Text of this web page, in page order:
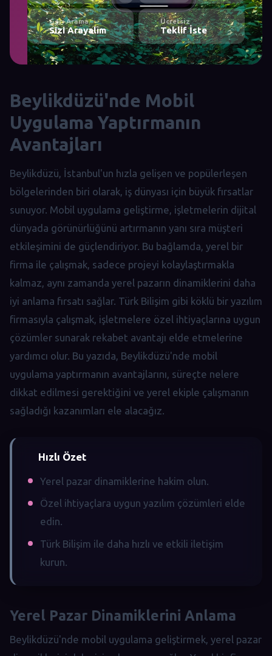
Geri Arama
Sizi Arayalım
Ücretsiz
Teklif İste
Beylikdüzü'nde Mobil
Uygulama Yaptırmanın
Avantajları
Beylikdüzü, İstanbul'un hızla gelişen ve popülerleşen
bölgelerinden biri olarak, iş dünyası için büyük fırsatlar
sunuyor. Mobil uygulama geliştirme, işletmelerin dijital
dünyada görünürlüğünü artırmanın yanı sıra müşteri
etkileşimini de güçlendiriyor. Bu bağlamda, yerel bir
firma ile çalışmak, sadece projeyi kolaylaştırmakla
kalmaz, aynı zamanda yerel pazarın dinamiklerini daha
iyi anlama fırsatı sağlar. Türk Bilişim gibi köklü bir yazılım
firmasıyla çalışmak, işletmelere özel ihtiyaçlarına uygun
çözümler sunarak rekabet avantajı elde etmelerine
yardımcı olur. Bu yazıda, Beylikdüzü'nde mobil
uygulama yaptırmanın avantajlarını, süreçte nelere
dikkat edilmesi gerektiğini ve yerel ekiple çalışmanın
sağladığı kazanımları ele alacağız.
Hızlı Özet
Yerel pazar dinamiklerine hakim olun.
Özel ihtiyaçlara uygun yazılım çözümleri elde
edin.
Türk Bilişim ile daha hızlı ve etkili iletişim
kurun.
Yerel Pazar Dinamiklerini Anlama
Beylikdüzü'nde mobil uygulama geliştirmek, yerel pazar